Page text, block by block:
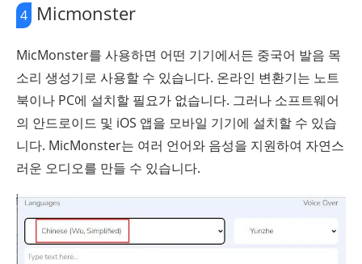
4 Micmonster
MicMonster를 사용하면 어떤 기기에서든 중국어 발음 목
소리 생성기로 사용할 수 있습니다. 온라인 변환기는 노트
북이나 PC에 설치할 필요가 없습니다. 그러나 소프트웨어
의 안드로이드 및 iOS 앱을 모바일 기기에 설치할 수 있습
니다. MicMonster는 여러 언어와 음성을 지원하여 자연스
러운 오디오를 만들 수 있습니다.